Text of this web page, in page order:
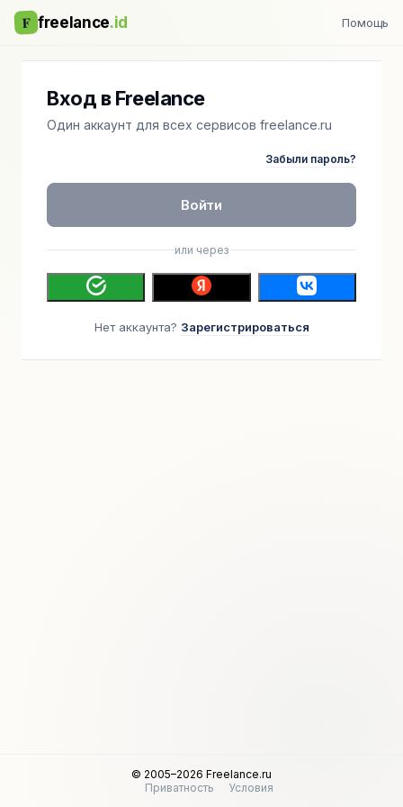
F freelance.id Помощь
Вход в Freelance
Один аккаунт для всех сервисов freelance.ru
Забыли пароль?
Войти
или через
Нет аккаунта? Зарегистрироваться
© 2005–2026 Freelance.ru
Приватность
Условия